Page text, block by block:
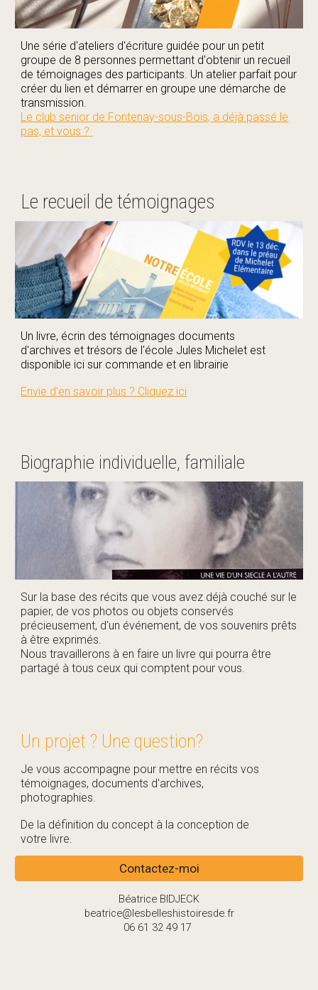
Une série d'ateliers d'écriture guidée pour un petit
groupe de 8 personnes permettant d'obtenir un recueil
de témoignages des participants. Un atelier parfait pour
créer du lien et démarrer en groupe une démarche de
transmission.
Le club senior de Fontenay-sous-Bois, a déjà passé le
pas, et vous ?
Le recueil de témoignages
Un livre, écrin des témoignages documents
d'archives et trésors de l'école Jules Michelet est
disponible ici sur commande et en librairie
Envie d'en savoir plus ? Cliquez ici
Biographie individuelle, familiale
Sur la base des récits que vous avez déjà couché sur le
papier, de vos photos ou objets conservés
précieusement, d'un événement, de vos souvenirs prêts
à être exprimés.
Nous travaillerons à en faire un livre qui pourra être
partagé à tous ceux qui comptent pour vous.
Un projet ? Une question?
Je vous accompagne pour mettre en récits vos
témoignages, documents d'archives,
photographies.
De la définition du concept à la conception de
votre livre.
Contactez-moi
Béatrice BIDJECK
beatrice@lesbelleshistoiresde.fr
06 61 32 49 17